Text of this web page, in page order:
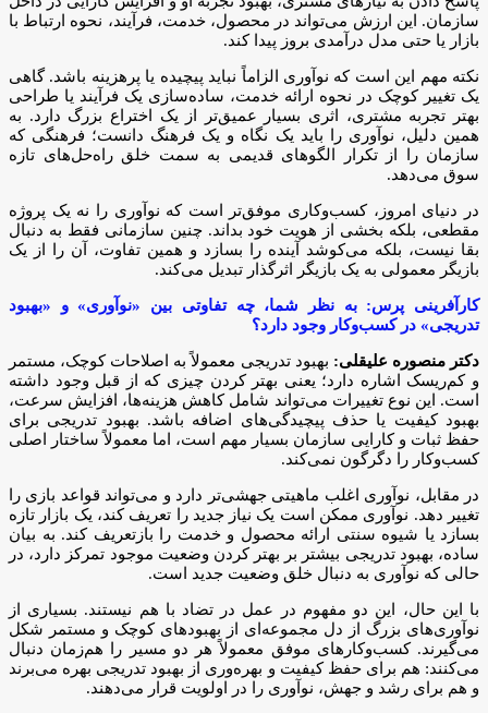
سازمان. این ارزش می‌تواند در محصول، خدمت، فرآیند، نحوه ارتباط با
بازار یا حتی مدل درآمدی بروز پیدا کند.
نکته مهم این است که نوآوری الزاماً نباید پیچیده یا پرهزینه باشد. گاهی
یک تغییر کوچک در نحوه ارائه خدمت، ساده‌سازی یک فرآیند یا طراحی
بهتر تجربه مشتری، اثری بسیار عمیق‌تر از یک اختراع بزرگ دارد. به
همین دلیل، نوآوری را باید یک نگاه و یک فرهنگ دانست؛ فرهنگی که
سازمان را از تکرار الگوهای قدیمی به سمت خلق راه‌حل‌های تازه
سوق می‌دهد.
در دنیای امروز، کسب‌وکاری موفق‌تر است که نوآوری را نه یک پروژه
مقطعی، بلکه بخشی از هویت خود بداند. چنین سازمانی فقط به دنبال
بقا نیست، بلکه می‌کوشد آینده را بسازد و همین تفاوت، آن را از یک
بازیگر معمولی به یک بازیگر اثرگذار تبدیل می‌کند.
کارآفرینی پرس: به نظر شما، چه تفاوتی بین «نوآوری» و «بهبود
تدریجی» در کسب‌وکار وجود دارد؟
دکتر منصوره علیقلی: بهبود تدریجی معمولاً به اصلاحات کوچک، مستمر
و کم‌ریسک اشاره دارد؛ یعنی بهتر کردن چیزی که از قبل وجود داشته
است. این نوع تغییرات می‌تواند شامل کاهش هزینه‌ها، افزایش سرعت،
بهبود کیفیت یا حذف پیچیدگی‌های اضافه باشد. بهبود تدریجی برای
حفظ ثبات و کارایی سازمان بسیار مهم است، اما معمولاً ساختار اصلی
کسب‌وکار را دگرگون نمی‌کند.
در مقابل، نوآوری اغلب ماهیتی جهشی‌تر دارد و می‌تواند قواعد بازی را
تغییر دهد. نوآوری ممکن است یک نیاز جدید را تعریف کند، یک بازار تازه
بسازد یا شیوه سنتی ارائه محصول و خدمت را بازتعریف کند. به بیان
ساده، بهبود تدریجی بیشتر بر بهتر کردن وضعیت موجود تمرکز دارد، در
حالی که نوآوری به دنبال خلق وضعیت جدید است.
با این حال، این دو مفهوم در عمل در تضاد با هم نیستند. بسیاری از
نوآوری‌های بزرگ از دل مجموعه‌ای از بهبودهای کوچک و مستمر شکل
می‌گیرند. کسب‌وکارهای موفق معمولاً هر دو مسیر را هم‌زمان دنبال
می‌کنند: هم برای حفظ کیفیت و بهره‌وری از بهبود تدریجی بهره می‌برند
و هم برای رشد و جهش، نوآوری را در اولویت قرار می‌دهند.